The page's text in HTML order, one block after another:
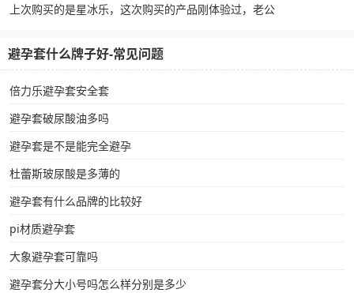
上次购买的是星冰乐，这次购买的产品刚体验过，老公
避孕套什么牌子好-常见问题
倍力乐避孕套安全套
避孕套破尿酸油多吗
避孕套是不是能完全避孕
杜蕾斯玻尿酸是多薄的
避孕套有什么品牌的比较好
pi材质避孕套
大象避孕套可靠吗
避孕套分大小号吗怎么样分别是多少